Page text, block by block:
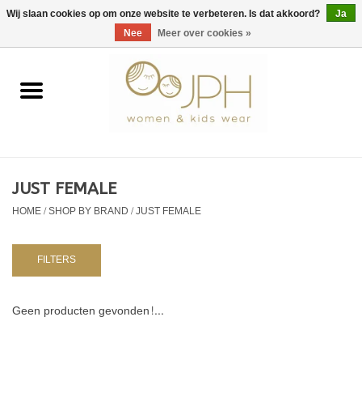
EUR/GBP/USD 0 Artikelen - €0,00
Home
Kids
NURSERY / TABLEWARE
JUST FEMALE
HOME/SHOP BY BRAND/JUST FEMALE
FILTERS
Geen producten gevonden!...
Wij slaan cookies op om onze website te verbeteren. Is dat akkoord?
Ja
Nee
Meer over cookies »